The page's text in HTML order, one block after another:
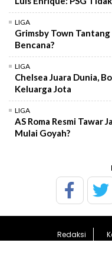
LIGA
Grimsby Town
Bencana?
LIGA
Chelsea Juara Dunia,
Keluarga Jota
LIGA
AS Roma Resmi Tawar
Mulai Goyah?
Redaksi